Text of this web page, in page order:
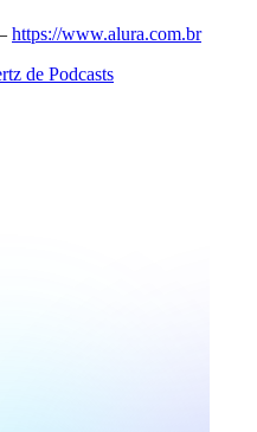
https://www.alura.com.br
de Podcasts